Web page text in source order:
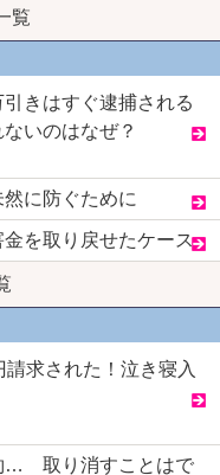
覧
引きはすぐ逮捕される
いのはなぜ？
然に防ぐために
金を取り戻せたケース
求された！泣き寝入
… 取り消すことはで